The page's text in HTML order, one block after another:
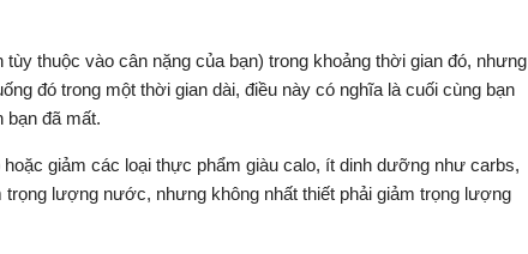
thuộc vào cân nặng của bạn) trong khoảng thời gian đó, nhưng
đó trong một thời gian dài, điều này có nghĩa là cuối cùng bạn
bạn đã mất.
giảm các loại thực phẩm giàu calo, ít dinh dưỡng như carbs,
lượng nước, nhưng không nhất thiết phải giảm trọng lượng